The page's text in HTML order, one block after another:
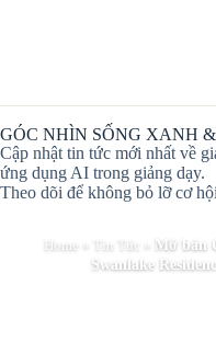
GÓC NHÌN SỐNG XANH
Cập nhật tin tức mới nhất về
ứng dụng AI trong giảng dạy.
Theo dõi để không bỏ lỡ cơ
Home » Tin Tức » Mở bán
Swanlake